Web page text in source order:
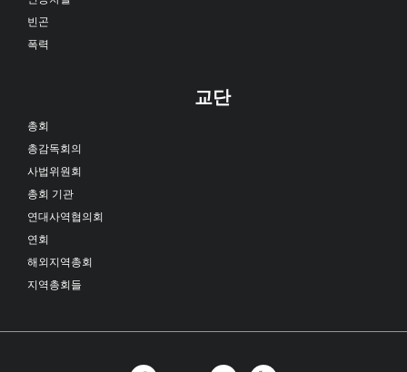
빈곤
폭력
교단
총회
총감독회의
사법위원회
총회 기관
연대사역협의회
연회
해외지역총회
지역총회들